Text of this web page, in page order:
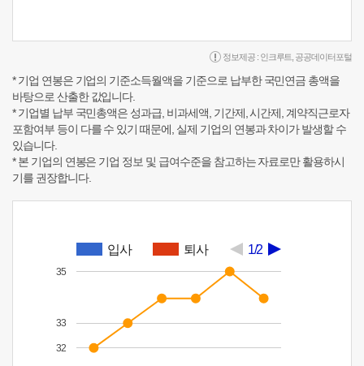
정보제공 : 인크루트 공공데이터포털
* 기업 연봉은 기업의 기준소득월액을 기준으로 납부한 국민연금 총액을
바탕으로 산출한 값입니다.
* 기업별 납부 국민총액은 성과급, 비과세액, 기간제, 시간제, 계약직근로자
포함여부 등이 다를 수 있기 때문에, 실제 기업의 연봉과 차이가 발생할 수
있습니다.
* 본 기업의 연봉은 기업 정보 및 급여수준을 참고하는 자료로만 활용하시
기를 권장합니다.
입사 퇴사 1/2
32
33
35